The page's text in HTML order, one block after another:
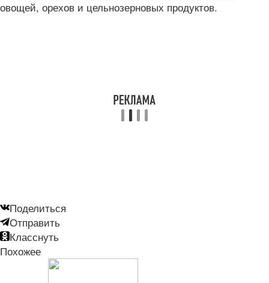
овощей, орехов и цельнозерновых продуктов.
Поделиться
Отправить
Класснуть
Похожее